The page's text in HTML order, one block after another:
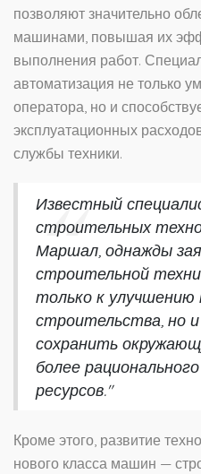
позволяют значительно
машинами, повышая их
выполнения работ.
автоматизация не только
оператора, но и
эксплуатационных
службы техники.
Известный
строительных
Маршал, однажды
строительной
только к улучшению
строительства, но
сохранить
более
ресурсов."
Кроме этого, развитие
нового класса машин —